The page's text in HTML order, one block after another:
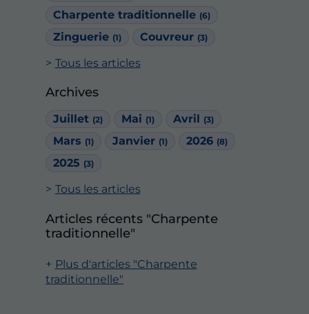
Charpente traditionnelle (6)
Zinguerie (1) Couvreur (3)
Tous les articles
Archives
Juillet (2) Mai (1) Avril (3)
Mars (1) Janvier (1) 2026 (8)
2025 (3)
Tous les articles
Articles récents "Charpente
traditionnelle"
Plus d'articles "Charpente
traditionnelle"